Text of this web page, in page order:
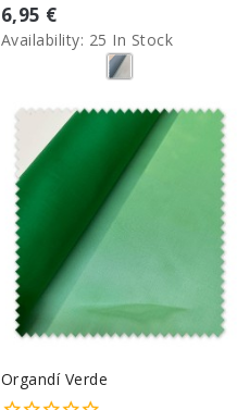
6,95 €
Availability: 25 In Stock
Organdí Verde